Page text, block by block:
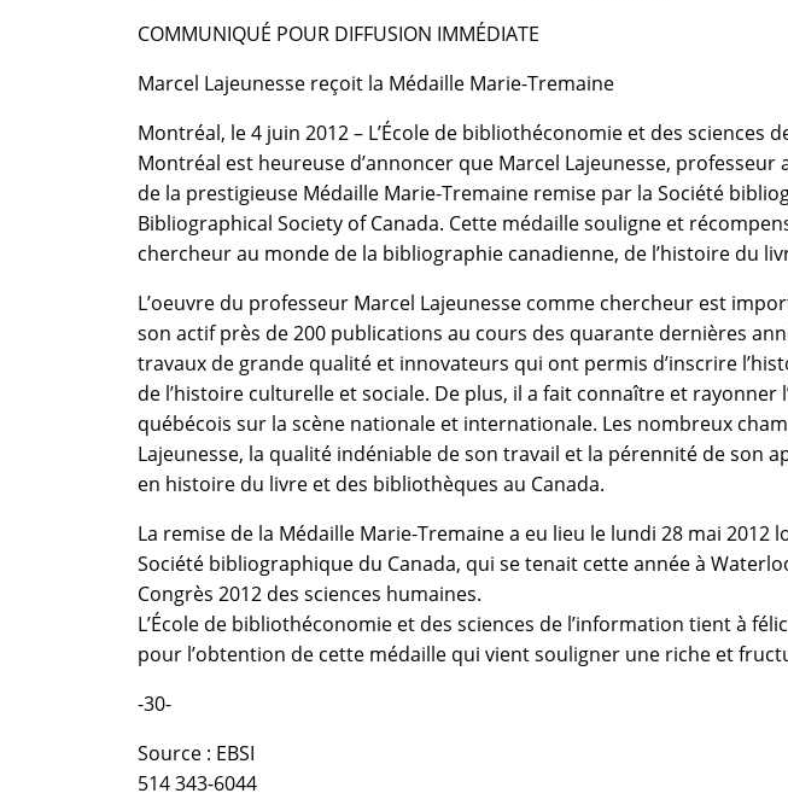
COMMUNIQUÉ POUR DIFFUSION IMMÉDIATE
Marcel Lajeunesse reçoit la Médaille Marie-Tremaine
Montréal, le 4 juin 2012 – L’École de bibliothéconomie et des sciences
Montréal est heureuse d’annoncer que Marcel Lajeunesse,
de la prestigieuse Médaille Marie-Tremaine remise par la Société
Bibliographical Society of Canada. Cette médaille souligne et
chercheur au monde de la bibliographie canadienne, de l’histoire du
L’oeuvre du professeur Marcel Lajeunesse comme chercheur est
son actif près de 200 publications au cours des quarante dernières
travaux de grande qualité et innovateurs qui ont permis d’inscrire
de l’histoire culturelle et sociale. De plus, il a fait connaître et
québécois sur la scène nationale et internationale. Les nombreux
Lajeunesse, la qualité indéniable de son travail et la pérennité de son
en histoire du livre et des bibliothèques au Canada.
La remise de la Médaille Marie-Tremaine a eu lieu le lundi 28 mai 2012
Société bibliographique du Canada, qui se tenait cette année à
Congrès 2012 des sciences humaines.
L’École de bibliothéconomie et des sciences de l’information tient à
pour l’obtention de cette médaille qui vient souligner une riche et
-30-
Source : EBSI
514 343-6044